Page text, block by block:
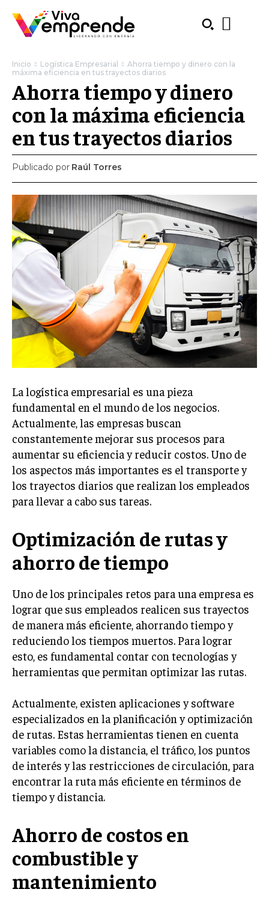
SUBSCRIBE
Welcome to Liberty Case
We have a curated list of the most noteworthy news from all
across the globe. With any subscription plan, you get access
toexclusive articles that let you stay ahead of the curve.
Your Profile
LIFESTYLE
ESTRATEGIAS DE MARKETING
AGENCIAS DE MARKETING
AGENCIAS DE POSICIONAMIENTO WEB SEO
VENTA DE ENLACES
MARKETING DIGITAL
PUBLICIDAD
VENTAS Y PERSUASIÓN
GESTIÓN DE PRODUCTOS
COMUNICACIÓN CORPORATIVA
GESTIÓN DE MARCA
ANÁLISIS DE COMPETENCIA
GESTIÓN DE CLIENTES
EMPRENDIMIENTO
Inicio Logística Empresarial
Ahorra tiempo y dinero con la
máxima eficiencia en tus trayectos diarios
Ahorra tiempo y dinero
con la máxima eficiencia
en tus trayectos diarios
Publicado por Raúl Torres
La logística empresarial es una pieza
fundamental en el mundo de los negocios.
Actualmente, las empresas buscan
constantemente mejorar sus procesos para
aumentar su eficiencia y reducir costos. Uno de
los aspectos más importantes es el transporte y
los trayectos diarios que realizan los empleados
para llevar a cabo sus tareas.
Optimización de rutas y
ahorro de tiempo
Uno de los principales retos para una empresa es
lograr que sus empleados realicen sus trayectos
de manera más eficiente, ahorrando tiempo y
reduciendo los tiempos muertos. Para lograr
esto, es fundamental contar con tecnologías y
herramientas que permitan optimizar las rutas.
Actualmente, existen aplicaciones y software
especializados en la planificación y optimización
de rutas. Estas herramientas tienen en cuenta
variables como la distancia, el tráfico, los puntos
de interés y las restricciones de circulación, para
encontrar la ruta más eficiente en términos de
tiempo y distancia.
Ahorro de costos en
combustible y
mantenimiento